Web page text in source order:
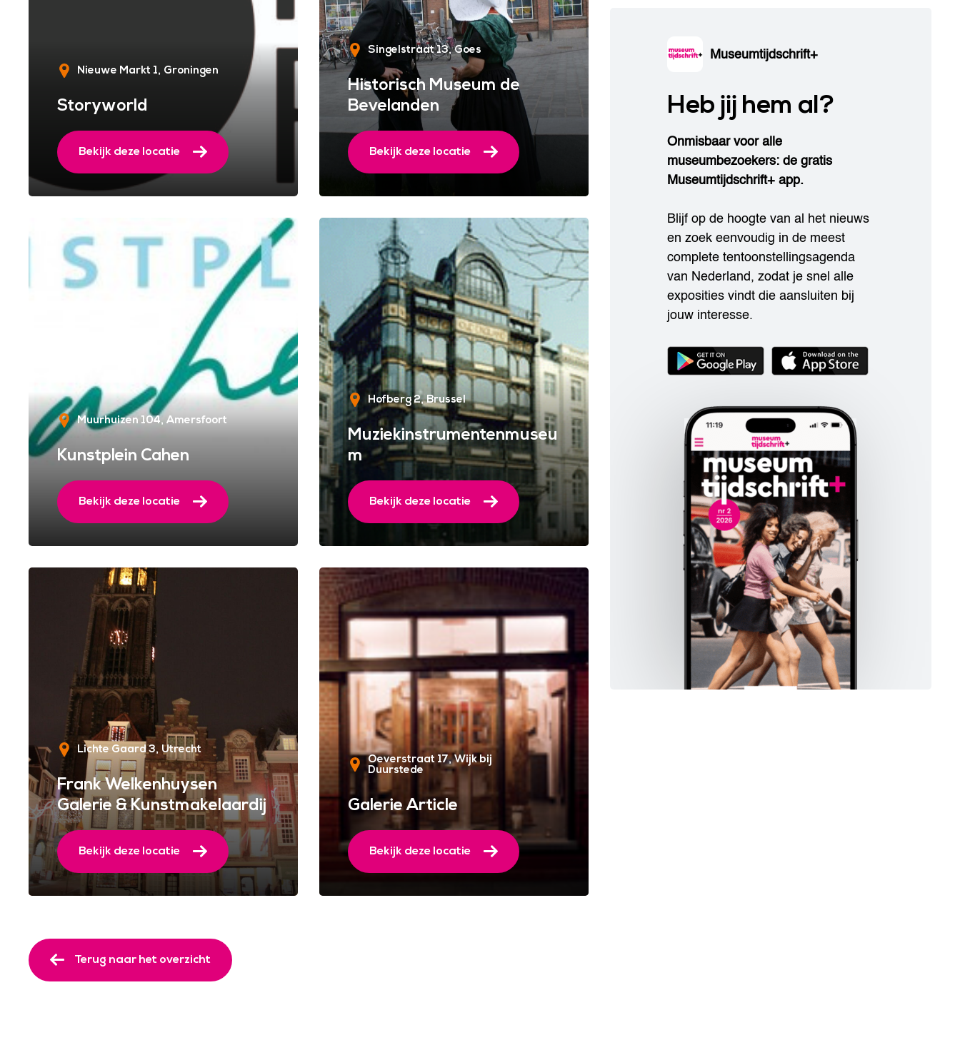
Nieuwe Markt 1 Groningen
Storyworld
Bekijk deze locatie
Singelstraat 13 Goes
Historisch Museum de
Bevelanden
Bekijk deze locatie
Muurhuizen 104 Amersfoort
Kunstplein Cahen
Bekijk deze locatie
Hofberg 2 Brussel
Muziekinstrumentenmuseu
m
Bekijk deze locatie
Lichte Gaard 3 Utrecht
Frank Welkenhuysen
Galerie & Kunstmakelaardij
Bekijk deze locatie
Oeverstraat 17 Wijk bij
Duurstede
Galerie Article
Bekijk deze locatie
Terug naar het overzicht
Museumtijdschrift+
Heb jij hem al?
Onmisbaar voor alle
museumbezoekers: de gratis
Museumtijdschrift+ app.
Blijf op de hoogte van al het nieuws
en zoek eenvoudig in de meest
complete tentoonstellingsagenda
van Nederland, zodat je snel alle
exposities vindt die aansluiten bij
jouw interesse.